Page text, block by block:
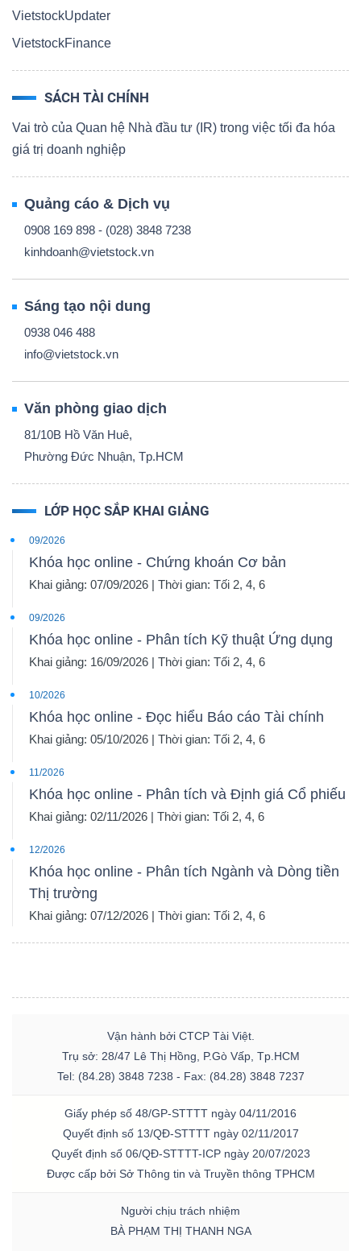
VietstockUpdater
VietstockFinance
SÁCH TÀI CHÍNH
Vai trò của Quan hệ Nhà đầu tư (IR) trong việc tối đa hóa
giá trị doanh nghiệp
Quảng cáo & Dịch vụ
0908 169 898 - (028) 3848 7238
kinhdoanh@vietstock.vn
Sáng tạo nội dung
0938 046 488
info@vietstock.vn
Văn phòng giao dịch
81/10B Hồ Văn Huê,
Phường Đức Nhuận, Tp.HCM
LỚP HỌC SẮP KHAI GIẢNG
09/2026
Khóa học online - Chứng khoán Cơ bản
Khai giảng: 07/09/2026 | Thời gian: Tối 2, 4, 6
09/2026
Khóa học online - Phân tích Kỹ thuật Ứng dụng
Khai giảng: 16/09/2026 | Thời gian: Tối 2, 4, 6
10/2026
Khóa học online - Đọc hiểu Báo cáo Tài chính
Khai giảng: 05/10/2026 | Thời gian: Tối 2, 4, 6
11/2026
Khóa học online - Phân tích và Định giá Cổ phiếu
Khai giảng: 02/11/2026 | Thời gian: Tối 2, 4, 6
12/2026
Khóa học online - Phân tích Ngành và Dòng tiền
Thị trường
Khai giảng: 07/12/2026 | Thời gian: Tối 2, 4, 6
Vận hành bởi CTCP Tài Việt.
Trụ sở: 28/47 Lê Thị Hồng, P.Gò Vấp, Tp.HCM
Tel: (84.28) 3848 7238 - Fax: (84.28) 3848 7237
Giấy phép số 48/GP-STTTT ngày 04/11/2016
Quyết định số 13/QĐ-STTTT ngày 02/11/2017
Quyết định số 06/QĐ-STTTT-ICP ngày 20/07/2023
Được cấp bởi Sở Thông tin và Truyền thông TPHCM
Người chịu trách nhiệm
BÀ PHẠM THỊ THANH NGA